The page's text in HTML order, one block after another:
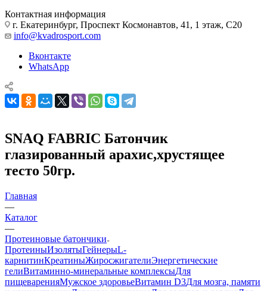
Контактная информация
г. Екатеринбург, Проспект Космонавтов, 41, 1 этаж, С20
info@kvadrosport.com
Вконтакте
WhatsApp
SNAQ FABRIC Батончик
глазированный арахис,хрустящее
тесто 50гр.
Главная
—
Каталог
—
Протеиновые батончики
ПротеиныИзолятыГейнерыL-
карнитинКреатиныЖиросжигателиЭнергетические
гелиВитаминно-минеральные комплексыДля
пищеваренияМужское здоровьеВитамин D3Для мозга, памяти